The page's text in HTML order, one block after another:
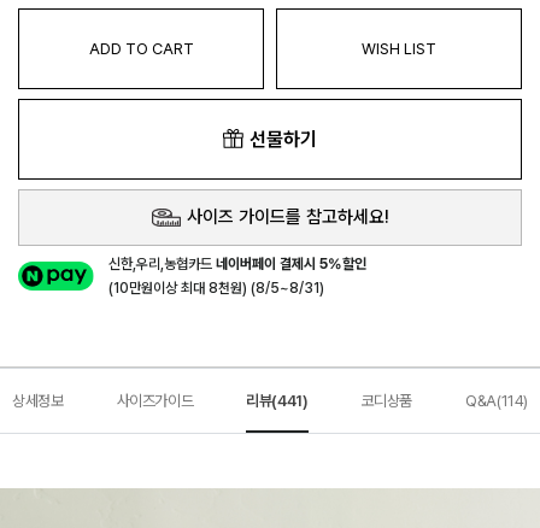
ADD TO CART WISH LIST
선물하기
사이즈 가이드를 참고하세요!
신한,우리,농협카드네이버페이 결제시 5%할인
(10만원이상 최대 8천원) (8/5~8/31)
상세정보 사이즈가이드 리뷰(441) 코디상품 Q&A(114)